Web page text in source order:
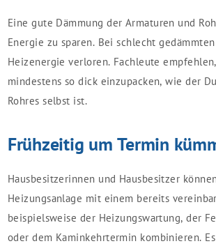
Eine gute Dämmung der Armaturen und
Energie zu sparen. Bei schlecht
Heizenergie verloren. Fachleute
mindestens so dick einzupacken, wie der
Rohres selbst ist.
Frühzeitig um Termin
Hausbesitzerinnen und Hausbesitzer
Heizungsanlage mit einem bereits
beispielsweise der Heizungswartung, der
oder dem Kaminkehrtermin kombinieren.